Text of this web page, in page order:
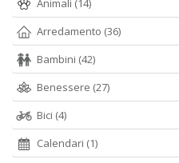
Animali (14)
Arredamento (36)
Bambini (42)
Benessere (27)
Bici (4)
Calendari (1)